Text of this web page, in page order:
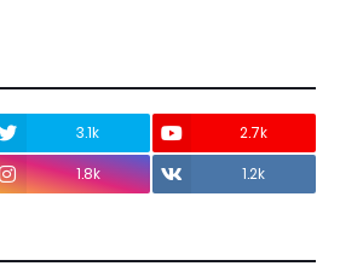
3.1k
2.7k
1.8k 1.2k